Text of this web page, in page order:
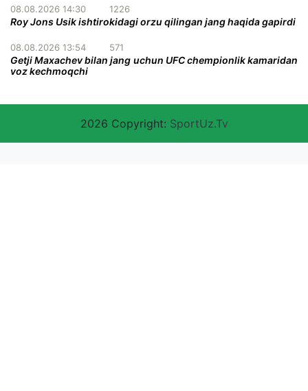
08.08.2026 14:30 1226
Roy Jons Usik ishtirokidagi orzu qilingan jang haqida gapirdi
08.08.2026 13:54 571
Getji Maxachev bilan jang uchun UFC chempionlik kamaridan
voz kechmoqchi
2026 Copyright: SportUz.Tv